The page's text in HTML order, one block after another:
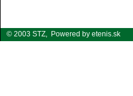
© 2003 STZ, Powered by etenis.sk